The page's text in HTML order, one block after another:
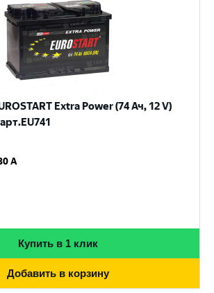
Extra Power (74 Ач, 12 V)
A
Купить в 1 клик
Добавить в корзину